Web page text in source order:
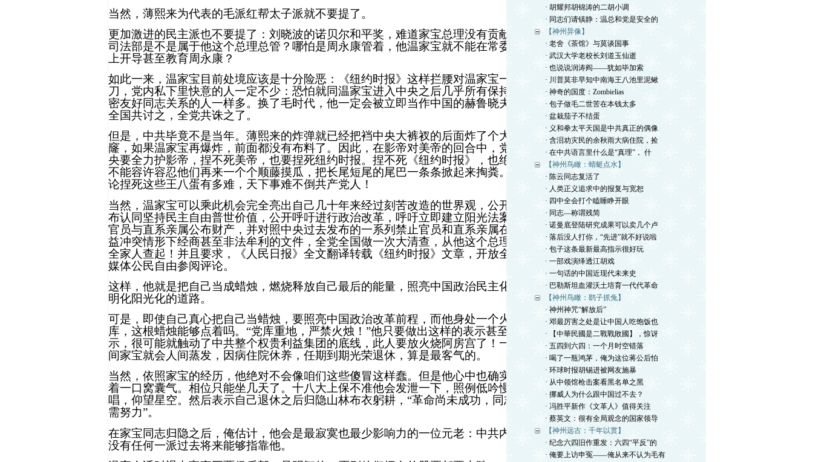
当然，薄熙来为代表的毛派红帮太子派就不要提了。
更加激进的民主派也不要提了：刘晓波的诺贝尔和平奖，难道家宝总理没有贡献？
司法部是不是属于他这个总理总管？哪怕是周永康管着，他温家宝就不能在常委会
上开导甚至教育周永康？
如此一来，温家宝目前处境应该是十分险恶：《纽约时报》这样拦腰对温家宝一
刀，党内私下里快意的人一定不少：恐怕就同温家宝进入中央之后几乎所有保持亲
密友好同志关系的人一样多。换了毛时代，他一定会被立即当作中国的赫鲁晓夫，
全国共讨之，全党共诛之了。
但是，中共毕竟不是当年。薄熙来的炸弹就已经把裆中央大裤衩的后面炸了个大窟
窿，如果温家宝再爆炸，前面都没有布料了。因此，在影帝对美帝的回合中，党中
央要全力护影帝，捏不死美帝，也要捏死纽约时报。捏不死《纽约时报》，也绝对
不能容许容忍他们再来一个个顺藤摸瓜，把长尾短尾的尾巴一条条掀起来掏粪。不
论捏死这些王八蛋有多难，天下事难不倒共产党人！
当然，温家宝可以乘此机会完全亮出自己几十年来经过刻苦改造的世界观，公开宣
布认同坚持民主自由普世价值，公开呼吁进行政治改革，呼吁立即建立阳光法案，
官员与直系亲属公布财产，并对照中央过去发布的一系列禁止官员和直系亲属在利
益冲突情形下经商甚至非法牟利的文件，全党全国做一次大清查，从他这个总理和
全家人查起！并且要求，《人民日报》全文翻译转载《纽约时报》文章，开放全国
媒体公民自由参阅评论。
这样，他就是把自己当成蜡烛，燃烧释放自己最后的能量，照亮中国政治民主化透
明化阳光化的道路。
可是，即使自己真心把自己当蜡烛，要照亮中国政治改革前程，而他身处一个火药
库，这根蜡烛能够点着吗。“党库重地，严禁火烛！”他只要做出这样的表示甚至暗
示，很可能就触动了中共整个权贵利益集团的底线，此人要放火烧阿房宫了！一瞬
间家宝就会人间蒸发，因病住院休养，任期到期光荣退休，算是最客气的。
当然，依照家宝的经历，他绝对不会像咱们这些傻冒这样蠢。但是他心中也确实窝
着一口窝囊气。相位只能坐几天了。十八大上保不准他会发泄一下，照例低吟慢
唱，仰望星空。然后表示自己退休之后归隐山林布衣躬耕， “革命尚未成功，同志仍
需努力”。
在家宝同志归隐之后，俺估计，他会是最寂寞也最少影响力的一位元老：中共内外
没有任何一派过去将来能够指靠他。
· 胡耀邦胡锦涛的二胡小调
· 同志们请镇静：温总和党是安全的
【神州异像】
· 老舍《茶馆》与莫谈国事
· 武汉大学老校长刘道玉仙逝
· 也说说润涛阎——犹如毕加索
· 川普莫非早知中南海王八池里泥鳅
· 神奇的国度：Zombielias
· 包子做毛二世苦在本钱太多
· 盆栽茄子不结蛋
· 义和拳太平天国是中共真正的偶像
· 含泪劝灾民的余秋雨大病住院，捡
· 在中共语言里什么是“真理”， 什
【神州鸟瞰：蜻蜓点水】
· 陈云同志复活了
· 人类正义追求中的报复与宽恕
· 四中全会打个瞌睡睁开眼
· 同志—称谓残简
· 诺曼底登陆研究成果可以卖几个卢
· 落后没人打你，“先进”就不好说啦
· 包子这条最新最高指示很好玩
· 一部戏演绎透江胡戏
· 一句话的中国近现代未来史
· 巴勒斯坦血灌沃土培育一代代革命
【神州鸟瞰：鹞子抓兔】
· 神州神咒“解放后”
· 邓最厉害之处是让中国人吃饱饭也
· 【中華民國是二戰戰敗國】，惊讶
· 五四到六四：一个月时空错落
· 喝了一瓶鸿茅，俺为这位蒋公后怕
· 环球时报胡锡进被网友施暴
· 从中领馆枪击案看黑名单之黑
· 挪威人为什么跟中国过不去？
· 冯胜平新作《文革人》值得关注
· 蔡英文：很有全局观念的国家领导
【神州远古：千年以贯】
· 纪念六四旧作重发：六四“平反”的
· 俺要上访申冤——俺从来不认为毛有